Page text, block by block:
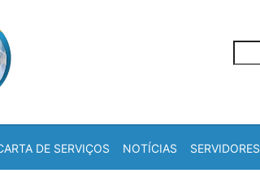
DE SERVIÇOS NOTÍCIAS SERVIDORES